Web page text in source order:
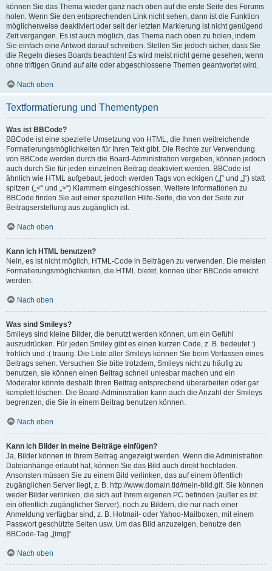
können Sie das Thema wieder ganz nach oben auf die erste Seite des Forums
holen. Wenn Sie den entsprechenden Link nicht sehen, dann ist die Funktion
möglicherweise deaktiviert oder seit der letzten Markierung ist nicht genügend
Zeit vergangen. Es ist auch möglich, das Thema nach oben zu holen, indem
Sie einfach eine Antwort darauf schreiben. Stellen Sie jedoch sicher, dass Sie
die Regeln dieses Boards beachten! Es wird meist nicht gerne gesehen, wenn
ohne triftigen Grund auf alte oder abgeschlossene Themen geantwortet wird.
Nach oben
Textformatierung und Thementypen
Was ist BBCode?
BBCode ist eine spezielle Umsetzung von HTML, die Ihnen weitreichende
Formatierungsmöglichkeiten für Ihren Text gibt. Die Rechte zur Verwendung
von BBCode werden durch die Board-Administration vergeben, können jedoch
auch durch Sie für jeden einzelnen Beitrag deaktiviert werden. BBCode ist
ähnlich wie HTML aufgebaut, jedoch werden Tags von eckigen („[“ und „]“) statt
spitzen („<“ und „>“) Klammern eingeschlossen. Weitere Informationen zu
BBCode finden Sie auf einer speziellen Hilfe-Seite, die von der Seite zur
Beitragserstellung aus zugänglich ist.
Nach oben
Kann ich HTML benutzen?
Nein, es ist nicht möglich, HTML-Code in Beiträgen zu verwenden. Die meisten
Formatierungsmöglichkeiten, die HTML bietet, können über BBCode erreicht
werden.
Nach oben
Was sind Smileys?
Smileys sind kleine Bilder, die benutzt werden können, um ein Gefühl
auszudrücken. Für jeden Smiley gibt es einen kurzen Code, z. B. bedeutet :)
fröhlich und :( traurig. Die Liste aller Smileys können Sie beim Verfassen eines
Beitrags sehen. Versuchen Sie bitte trotzdem, Smileys nicht zu häufig zu
benutzen, sie können einen Beitrag schnell unlesbar machen und ein
Moderator könnte deshalb Ihren Beitrag entsprechend überarbeiten oder gar
komplett löschen. Die Board-Administration kann auch die Anzahl der Smileys
begrenzen, die Sie in einem Beitrag benutzen können.
Nach oben
Kann ich Bilder in meine Beiträge einfügen?
Ja, Bilder können in Ihrem Beitrag angezeigt werden. Wenn die Administration
Dateianhänge erlaubt hat, können Sie das Bild auch direkt hochladen.
Ansonsten müssen Sie zu einem Bild verlinken, das auf einem öffentlich
zugänglichen Server liegt, z. B. http://www.domain.tld/mein-bild.gif. Sie können
weder Bilder verlinken, die sich auf Ihrem eigenen PC befinden (außer es ist
ein öffentlich zugänglicher Server), noch zu Bildern, die nur nach einer
Anmeldung verfügbar sind, z. B. Hotmail- oder Yahoo-Mailboxen, mit einem
Passwort geschützte Seiten usw. Um das Bild anzuzeigen, benutze den
BBCode-Tag „[img]“.
Nach oben